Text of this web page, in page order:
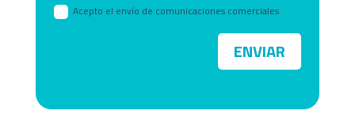
Acepto el envío de comunicaciones comerciales
ENVIAR